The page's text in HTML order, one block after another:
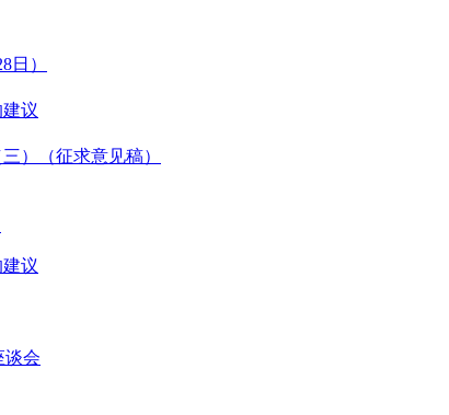
日）
议
）（征求意见稿）
议
谈会